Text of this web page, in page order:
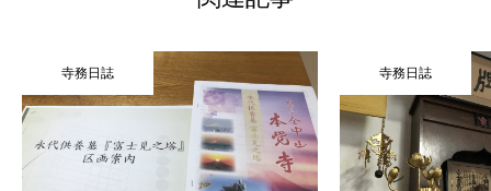
寺務日誌 寺務日誌